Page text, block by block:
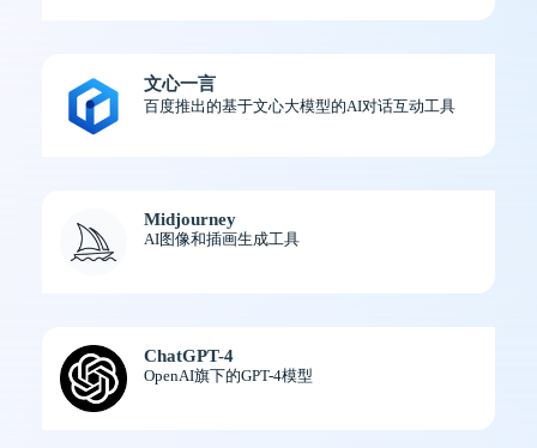
文心一言
百度推出的基于文心大模型的AI对话互动工具
Midjourney
AI图像和插画生成工具
ChatGPT-4
OpenAI旗下的GPT-4模型